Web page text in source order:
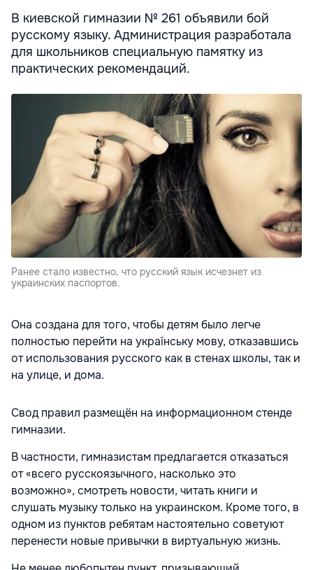
В киевской гимназии № 261 объявили бой
русскому языку. Администрация разработала
для школьников специальную памятку из
практических рекомендаций.
Ранее стало известно, что русский язык исчезнет из
украинских паспортов.
Она создана для того, чтобы детям было легче
полностью перейти на українську мову, отказавшись
от использования русского как в стенах школы, так и
на улице, и дома.
Свод правил размещён на информационном стенде
гимназии.
В частности, гимназистам предлагается отказаться
от «всего русскоязычного, насколько это
возможно», смотреть новости, читать книги и
слушать музыку только на украинском. Кроме того, в
одном из пунктов ребятам настоятельно советуют
перенести новые привычки в виртуальную жизнь.